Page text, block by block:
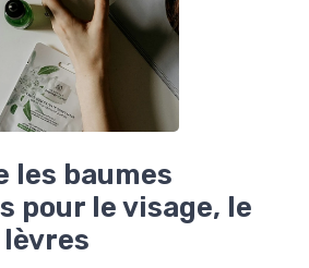
les baumes
pour le visage, le